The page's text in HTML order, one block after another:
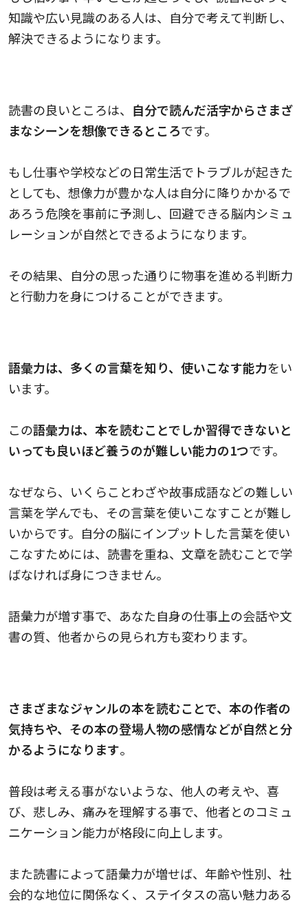
知識や広い見識のある人は、自分で考えて判断し、
解決できるようになります。
読書の良いところは、 自分で読んだ活字からさまざ
まなシーンを想像できるところです。
もし仕事や学校などの日常生活でトラブルが起きた
としても、想像力が豊かな人は自分に降りかかるで
あろう危険を事前に予測し、回避できる脳内シミュ
レーションが自然とできるようになります。
その結果、自分の思った通りに物事を進める判断力
と行動力を身につけることができます。
語彙力は、多くの言葉を知り、使いこなす能力をい
います。
この語彙力は、本を読むことでしか習得できないと
いっても良いほど養うのが難しい能力の1つです。
なぜなら、いくらことわざや故事成語などの難しい
言葉を学んでも、その言葉を使いこなすことが難し
いからです。自分の脳にインプットした言葉を使い
こなすためには、読書を重ね、文章を読むことで学
ばなければ身につきません。
語彙力が増す事で、あなた自身の仕事上の会話や文
書の質、他者からの見られ方も変わります。
さまざまなジャンルの本を読むことで、本の作者の
気持ちや、その本の登場人物の感情などが自然と分
かるようになります。
普段は考える事がないような、他人の考えや、喜
び、悲しみ、痛みを理解する事で、他者とのコミュ
ニケーション能力が格段に向上します。
また読書によって語彙力が増せば、年齢や性別、社
会的な地位に関係なく、ステイタスの高い魅力ある